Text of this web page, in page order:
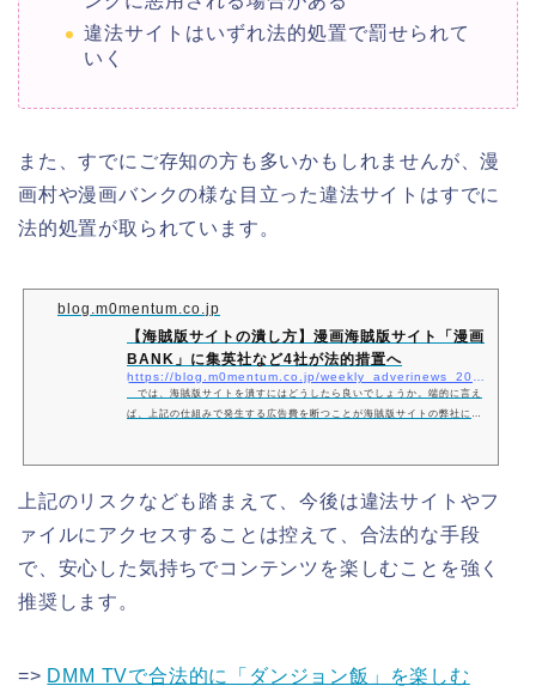
違法サイトはいずれ法的処置で罰せられて
いく
また、すでにご存知の方も多いかもしれませんが、漫
画村や漫画バンクの様な目立った違法サイトはすでに
法的処置が取られています。
blog.m0mentum.co.jp
【海賊版サイトの潰し方】漫画海賊版サイト「漫画
BANK」に集英社など4社が法的措置へ
では、海賊版サイトを潰すにはどうしたら良いでしょうか。端的に言え
ば、上記の仕組みで発生する広告費を断つことが海賊版サイトの弊社につ
上記のリスクなども踏まえて、今後は違法サイトやフ
ァイルにアクセスすることは控えて、合法的な手段
で、安心した気持ちでコンテンツを楽しむことを強く
推奨します。
=> DMM TVで合法的に「ダンジョン飯」を楽しむ